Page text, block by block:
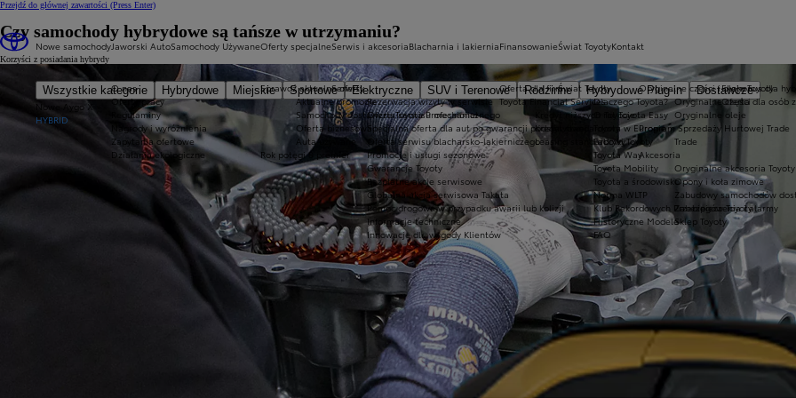
Przejdź do głównej zawartości (Press Enter)
Nowe samochody
Wszystkie kategorie Hybrydowe Miejskie Sportowe Elektryczne SUV i Terenowe Rodzinne Hybrydowe Plug-in
Dostawcze
Nowe Aygo X
HYBRID
Jaworski Auto
O nas
Oferty pracy
Regulaminy
Nagrody i wyróżnienia
Zapytania ofertowe
Działania ekologiczne
Samochody UżywaneOferty specjalne
Sprawdź aktualne oferty
Aktualne promocje
Samochody dostawcze Toyota Professional
Oferta biznesowa
Auta używane
Rok potęgi 8 premier
Ekobonus dla
Oferta dla osób
Serwis i akcesoria
Serwis
Rezerwacja wizyty w serwisie
Oferta serwisu mechanicznego
Specjalna oferta dla aut po gwarancji podstawowej
Oferta serwisu blacharsko-lakierniczego
Promocje i usługi sezonowe
Gwarancje Toyoty
Bezpłatne akcje serwisowe
Globalna akcja serwisowa Takata
Pomoc drogowa w przypadku awarii lub kolizji
Informacje techniczne
Innowacje dla wygody Klientów
Oryginalne części i oleje Toyoty
Oryginalne części
Oryginalne oleje
Program Sprzedaży Hurtowej Trade
Trade
Akcesoria
Oryginalne akcesoria Toyoty
Opony i koła zimowe
Zabudowy samochodów
Zabezpieczenia i alarmy
Sklep Toyoty
Blacharnia i lakierniaFinansowanie
Oferta dla firm
Toyota Financial Services
Kredyt niższych rat Toyota Easy
Kredyt standardowy
Leasing standardowy
Świat Toyoty
Świat Toyoty
Dlaczego Toyota?
O Toyocie
Toyota w Europie
Fabryki Toyoty
Toyota Way
Toyota Mobility
Toyota a środowisko
Norma WLTP
Klub Rekordowych Przebiegów Toyoty
Historyczne Modele
FAQ
Kontakt
Czy samochody hybrydowe są tańsze w utrzymaniu?
Korzyści z posiadania hybrydy